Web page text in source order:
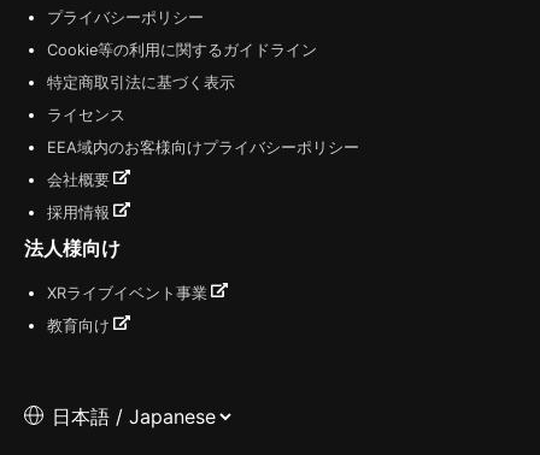
プライバシーポリシー
Cookie等の利用に関するガイドライン
特定商取引法に基づく表示
ライセンス
EEA域内のお客様向けプライバシーポリシー
会社概要
採用情報
法人様向け
XRライブイベント事業
教育向け